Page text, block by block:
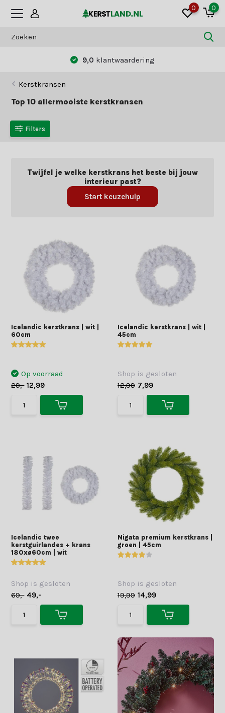
0 0
9,0 klantwaardering
Kerstkransen
Top 10 allermooiste kerstkransen
Filters
Twijfel je welke kerstkrans het beste bij jouw
interieur past?
Start keuzehulp
Icelandic kerstkrans | wit |
60cm
Op voorraad
29,- 12,99
Icelandic kerstkrans | wit |
45cm
Shop is gesloten
12,99 7,99
Icelandic twee
kerstguirlandes + krans
180xø60cm | wit
Shop is gesloten
69,- 49,-
Nigata premium kerstkrans |
groen | 45cm
Shop is gesloten
19,99 14,99